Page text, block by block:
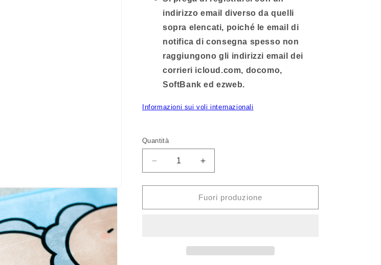
indirizzo email diverso da quelli
sopra elencati, poiché le email di
notifica di consegna spesso non
raggiungono gli indirizzi email dei
corrieri icloud.com, docomo,
SoftBank ed ezweb.
Informazioni sui voli internazionali
Quantità
Diminuisci
quantità
per
[KOMARIZAURUSU]
Sciarpa
Aumenta
quantità
per
[KOMARIZAURUSU]
Sciarpa
Fuori produzione